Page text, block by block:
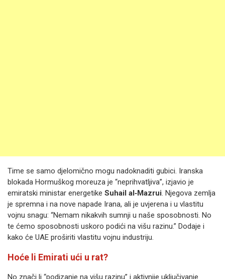
Time se samo djelomično mogu nadoknaditi gubici. Iranska
blokada Hormuškog moreuza je “neprihvatljiva”, izjavio je
emiratski ministar energetike Suhail al‐Mazrui. Njegova zemlja
je spremna i na nove napade Irana, ali je uvjerena i u vlastitu
vojnu snagu: “Nemam nikakvih sumnji u naše sposobnosti. No
te ćemo sposobnosti uskoro podići na višu razinu.” Dodaje i
kako će UAE proširiti vlastitu vojnu industriju.
Hoće li Emirati ući u rat?
No znači li “podizanje na višu razinu” i aktivnije uključivanje